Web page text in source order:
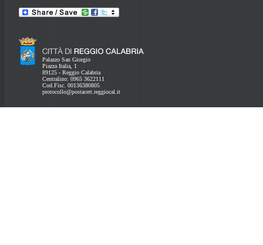
Palazzo San Giorgio
Piazza Italia, 1
89125 - Reggio Calabria
Centralino: 0965 3622111
Cod.Fisc. 00136380805
protocollo@postacert.reggiocal.it